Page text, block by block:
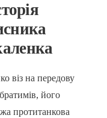
віз на передову
його
протитанкова